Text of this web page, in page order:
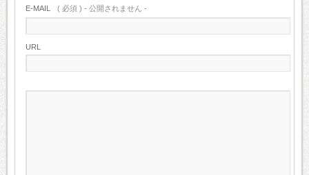
E-MAIL ( 必須 ) - 公開されません -
URL